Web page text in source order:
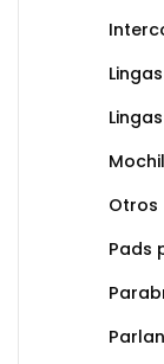
Otros
Pads